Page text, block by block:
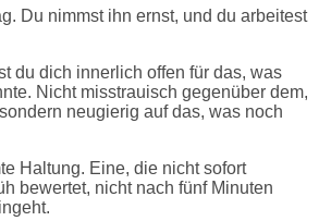
Du nimmst ihn ernst, und du arbeitest
du dich innerlich offen für das, was
Nicht misstrauisch gegenüber dem,
neugierig auf das, was noch
Haltung. Eine, die nicht sofort
bewertet, nicht nach fünf Minuten